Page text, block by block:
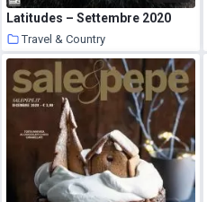
Latitudes – Settembre 2020
Travel & Country
15 December 2020